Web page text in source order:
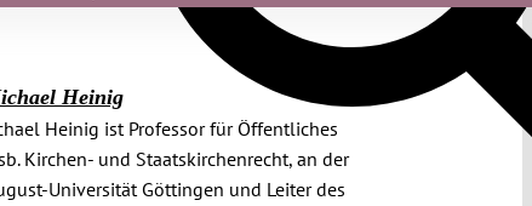
Heinig
Heinig ist Professor für Öffentliches
Kirchen- und Staatskirchenrecht, an der
Universität Göttingen und Leiter des